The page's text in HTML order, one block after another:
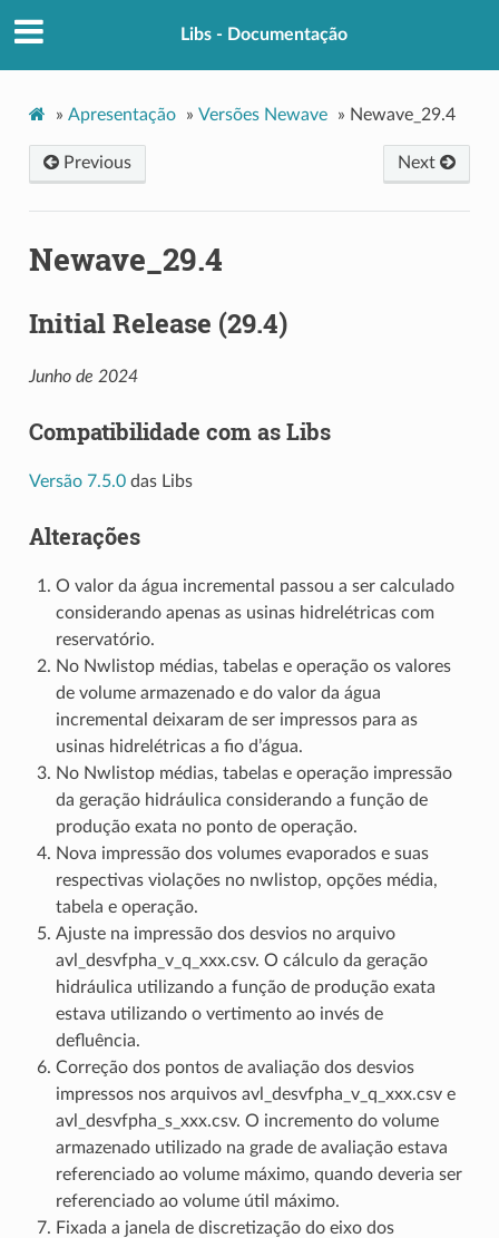
Libs - Documentação
» Apresentação » Versões Newave » Newave_29.4
Next
Previous
Newave_29.4
Initial Release (29.4)
Junho de 2024
Compatibilidade com as Libs
Versão 7.5.0das Libs
Alterações
O valor da água incremental passou a ser calculado
considerando apenas as usinas hidrelétricas com
reservatório.
No Nwlistop médias, tabelas e operação os valores
de volume armazenado e do valor da água
incremental deixaram de ser impressos para as
usinas hidrelétricas a fio d’água.
No Nwlistop médias, tabelas e operação impressão
da geração hidráulica considerando a função de
produção exata no ponto de operação.
Nova impressão dos volumes evaporados e suas
respectivas violações no nwlistop, opções média,
tabela e operação.
Ajuste na impressão dos desvios no arquivo
avl_desvfpha_v_q_xxx.csv. O cálculo da geração
hidráulica utilizando a função de produção exata
estava utilizando o vertimento ao invés de
defluência.
Correção dos pontos de avaliação dos desvios
impressos nos arquivos avl_desvfpha_v_q_xxx.csv e
avl_desvfpha_s_xxx.csv. O incremento do volume
armazenado utilizado na grade de avaliação estava
referenciado ao volume máximo, quando deveria ser
referenciado ao volume útil máximo.
Fixada a janela de discretização do eixo dos